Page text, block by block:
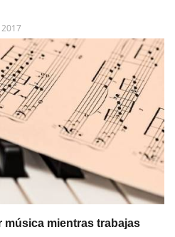
mientras trabajas